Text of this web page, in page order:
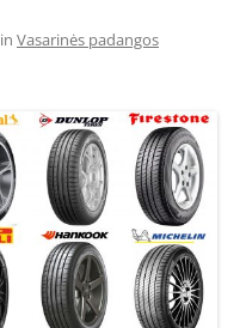
in Vasarinės padangos